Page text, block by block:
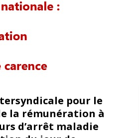
pour le
la rémunération à
d’arrêt maladie